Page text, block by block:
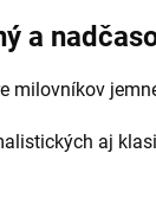
a
milovníkov
aj